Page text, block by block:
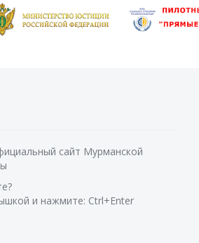
сайт Мурманской
и нажмите: Ctrl+Enter